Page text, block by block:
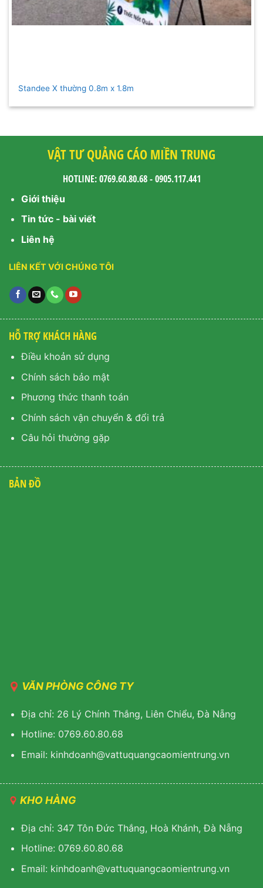
Standee X thường 0.8m x 1.8m
VẬT TƯ QUẢNG CÁO MIỀN TRUNG
HOTLINE: 0769.60.80.68 - 0905.117.441
Giới thiệu
Tin tức - bài viết
Liên hệ
LIÊN KẾT VỚI CHÚNG TÔI
HỖ TRỢ KHÁCH HÀNG
Điều khoản sử dụng
Chính sách bảo mật
Phương thức thanh toán
Chính sách vận chuyển & đổi trả
Câu hỏi thường gặp
BẢN ĐỒ
VĂN PHÒNG CÔNG TY
Địa chỉ: 26 Lý Chính Thắng, Liên Chiểu, Đà Nẵng
Hotline: 0769.60.80.68
Email: kinhdoanh@vattuquangcaomientrung.vn
KHO HÀNG
Địa chỉ: 347 Tôn Đức Thắng, Hoà Khánh, Đà Nẵng
Hotline: 0769.60.80.68
Email: kinhdoanh@vattuquangcaomientrung.vn